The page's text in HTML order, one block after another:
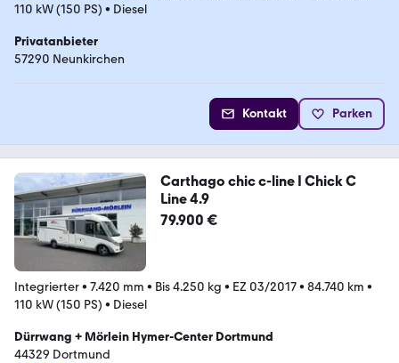
110 kW (150 PS) • Diesel
Privatanbieter
57290 Neunkirchen
Kontakt Parken
Carthago chic c-line I Chick C
Line 4.9
79.900 €
Integrierter• 7.420 mm • Bis 4.250 kg • EZ 03/2017• 84.740 km •
110 kW (150 PS) • Diesel
Dürrwang + Mörlein Hymer-Center Dortmund
44329 Dortmund